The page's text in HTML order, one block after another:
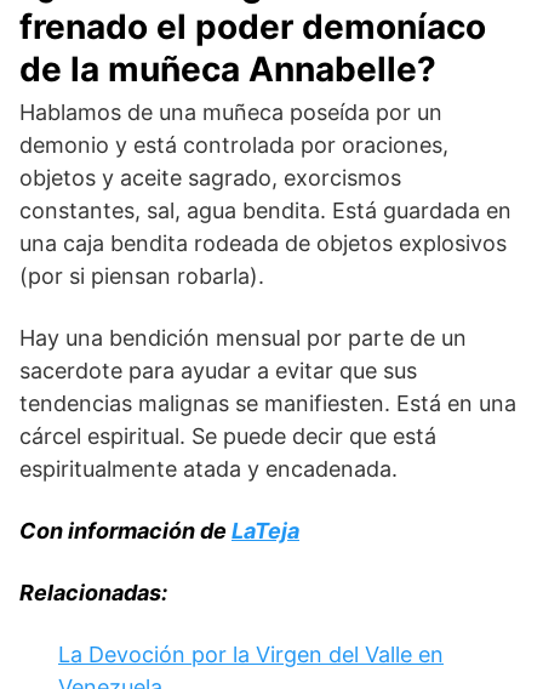
frenado el poder demoníaco
de la muñeca Annabelle?
Hablamos de una muñeca poseída por un
demonio y está controlada por oraciones,
objetos y aceite sagrado, exorcismos
constantes, sal, agua bendita. Está guardada en
una caja bendita rodeada de objetos explosivos
(por si piensan robarla).
Hay una bendición mensual por parte de un
sacerdote para ayudar a evitar que sus
tendencias malignas se manifiesten. Está en una
cárcel espiritual. Se puede decir que está
espiritualmente atada y encadenada.
Con información de LaTeja
Relacionadas:
La Devoción por la Virgen del Valle en